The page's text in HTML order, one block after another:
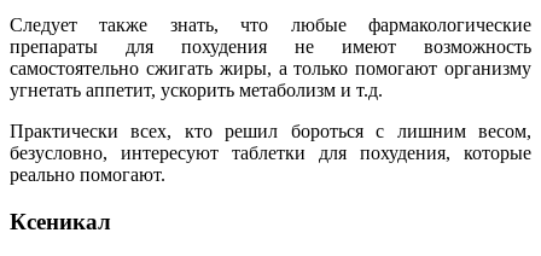
Следует также знать, что любые фармакологические
препараты для похудения не имеют возможность
самостоятельно сжигать жиры, а только помогают организму
угнетать аппетит, ускорить метаболизм и т.д.
Практически всех, кто решил бороться с лишним весом,
безусловно, интересуют таблетки для похудения, которые
реально помогают.
Ксеникал